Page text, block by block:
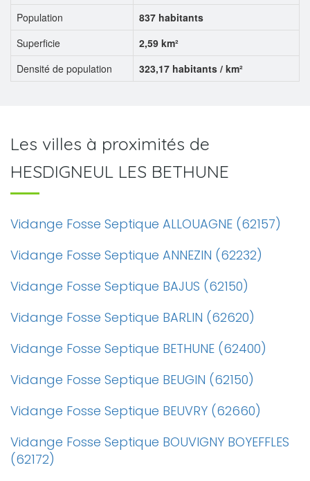
Population
837 habitants
Superficie
2,59 km²
Densité de population
323,17 habitants / km²
Les villes à proximités de
HESDIGNEUL LES BETHUNE
Vidange Fosse Septique ALLOUAGNE (62157)
Vidange Fosse Septique ANNEZIN (62232)
Vidange Fosse Septique BAJUS (62150)
Vidange Fosse Septique BARLIN (62620)
Vidange Fosse Septique BETHUNE (62400)
Vidange Fosse Septique BEUGIN (62150)
Vidange Fosse Septique BEUVRY (62660)
Vidange Fosse Septique BOUVIGNY BOYEFFLES
(62172)